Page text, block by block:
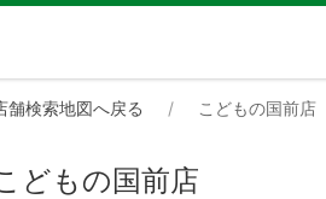
舗検索地図へ戻る こどもの国前店
どもの国前店